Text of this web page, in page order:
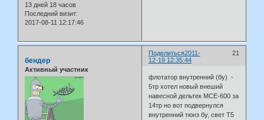
13 дней 18 часов
Последний визит:
2017-08-11 12:17:46
Поделиться 21
2011-
12-19 12:35:44
бендер
Активный участник
флотатор внутренний (бу) -
5тр хотел новый внеший
навесной дельтек МСЕ-600 за
14тр но вот подвернулся
внутренний тюнз бу, свет Т5